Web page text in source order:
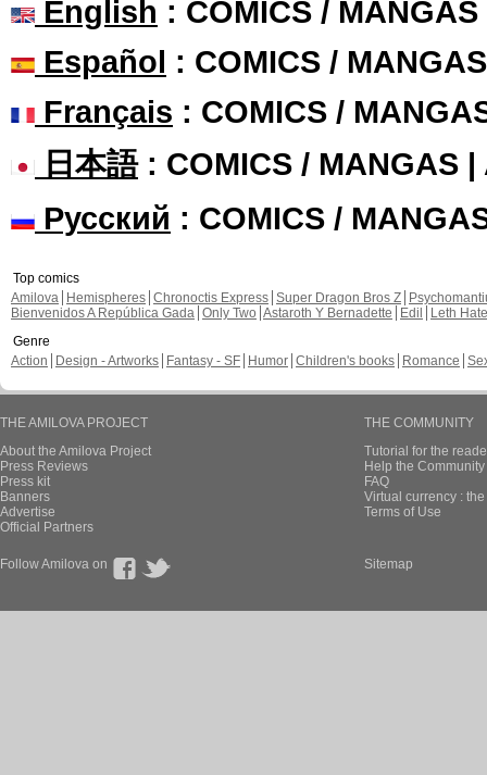
English : COMICS /
Español : COMICS /
Français : COMICS /
日本語: COMICS / MANGAS |
Русский : COMICS /
Top comics
Amilova
Hemispheres Chronoctis Express Super Dragon Bros Z
Bienvenidos A República Gada Only Two Astaroth Y Bernadette Edil
Leth Hate
Genre
Action
Design - Artworks Fantasy - SF Humor Children's books Romance
THE AMILOVA PROJECT
About the Amilova Project
Press Reviews
Press kit
Banners
Advertise
Official Partners
THE COMMUNITY
Tutorial for the
Help the
FAQ
Virtual currency :
Terms of Use
Follow Amilova on Sitemap